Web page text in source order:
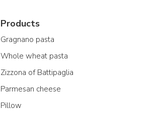
Products
Gragnano pasta
Whole wheat pasta
Zizzona of Battipaglia
Parmesan cheese
Pillow